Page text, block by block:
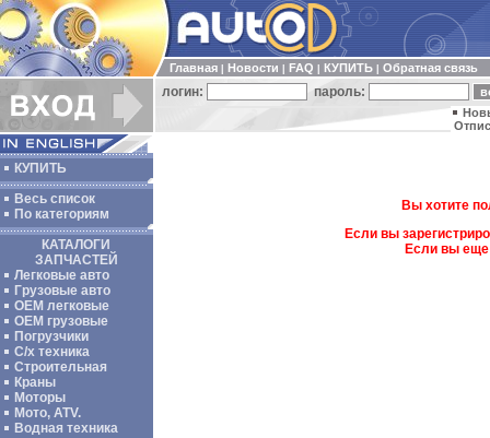
Главная Новости FAQ КУПИТЬ Обратная связь
логин: пароль:
КУПИТЬ
Весь список
По категориям
КАТАЛОГИ
ЗАПЧАСТЕЙ
Легковые авто
Грузовые авто
ОЕМ легковые
OEM грузовые
Погрузчики
С/х техника
Строительная
Краны
Моторы
Мото, ATV.
Водная техника
Вы хотите
Если вы
Если вы еще